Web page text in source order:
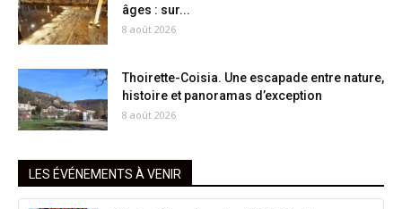
âges : sur...
8 août 2026
Thoirette-Coisia. Une escapade entre nature,
histoire et panoramas d’exception
8 août 2026
LES ÉVÉNEMENTS À VENIR